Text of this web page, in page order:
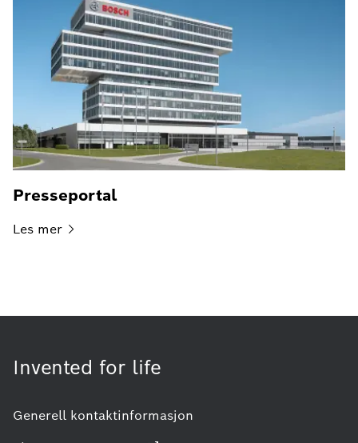
Presseportal
Les mer
Invented for life
Generell kontaktinformasjon